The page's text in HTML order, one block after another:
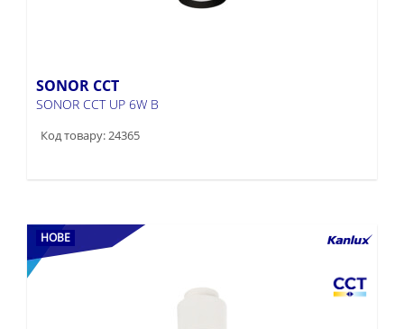
SONOR CCT
SONOR CCT UP 6W B
Код товару: 24365
НОВЕ